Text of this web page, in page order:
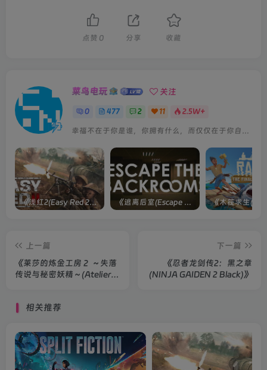
点赞 0 分享 收藏
菜鸟电玩 关注
0 477 2 11 2.5W+
幸福不在于你是谁，你拥有什么，而仅仅在于你自己怎么看待
《浅红2(Easy Red 2)》[v1.5.0] 整合全部淞沪会战-南京保卫战等DLCs 《逃离后室(Escape the Backrooms)》[Build 28012024]联机版
上一篇
《莱莎的炼金工房２ ～失落
传说与秘密妖精～(Atelier
下一篇
《忍者龙剑传2：黑之章
(NINJA GAIDEN 2 Black)》
相关推荐